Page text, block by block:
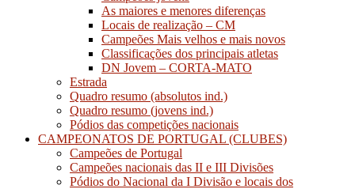
As maiores e menores diferenças
Locais de realização – CM
Campeões Mais velhos e mais novos
Classificações dos principais atletas
DN Jovem – CORTA-MATO
Estrada
Quadro resumo (absolutos ind.)
Quadro resumo (jovens ind.)
Pódios das competições nacionais
CAMPEONATOS DE PORTUGAL (CLUBES)
Campeões de Portugal
Campeões nacionais das II e III Divisões
Pódios do Nacional da I Divisão e locais dos